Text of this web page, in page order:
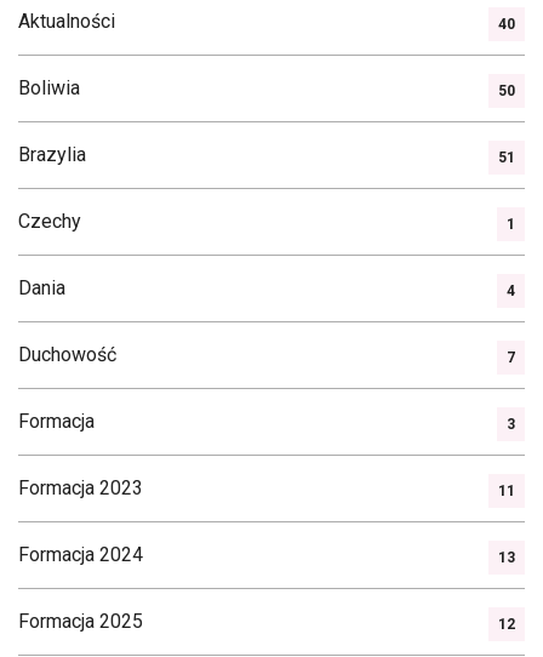
Aktualności 40
Boliwia 50
Brazylia 51
Czechy 1
Dania 4
Duchowość 7
Formacja 3
Formacja 2023 11
Formacja 2024 13
Formacja 2025 12